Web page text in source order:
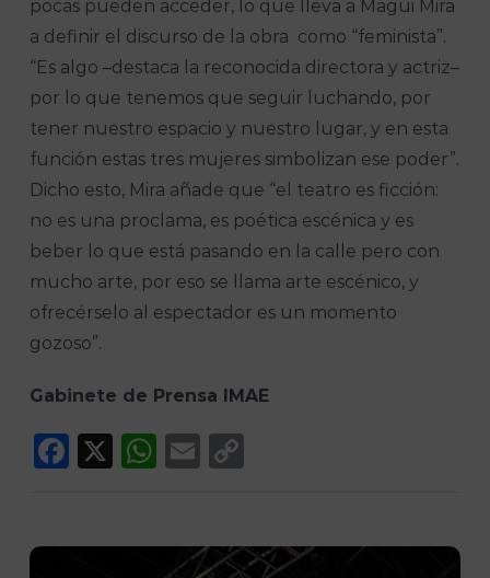
pocas pueden acceder, lo que lleva a Magüi Mira
a definir el discurso de la obra como “feminista”.
“Es algo –destaca la reconocida directora y actriz–
por lo que tenemos que seguir luchando, por
tener nuestro espacio y nuestro lugar, y en esta
función estas tres mujeres simbolizan ese poder”.
Dicho esto, Mira añade que “el teatro es ficción:
no es una proclama, es poética escénica y es
beber lo que está pasando en la calle pero con
mucho arte, por eso se llama arte escénico, y
ofrecérselo al espectador es un momento
gozoso”.
Gabinete de Prensa IMAE
Facebook
X WhatsApp
Email